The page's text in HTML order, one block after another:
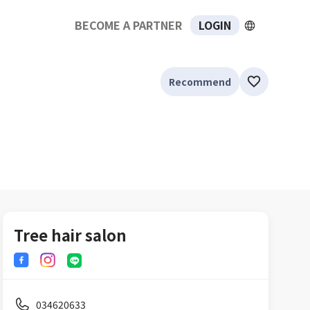
BECOME A PARTNER LOGIN
Recommend
Tree hair salon
034620633